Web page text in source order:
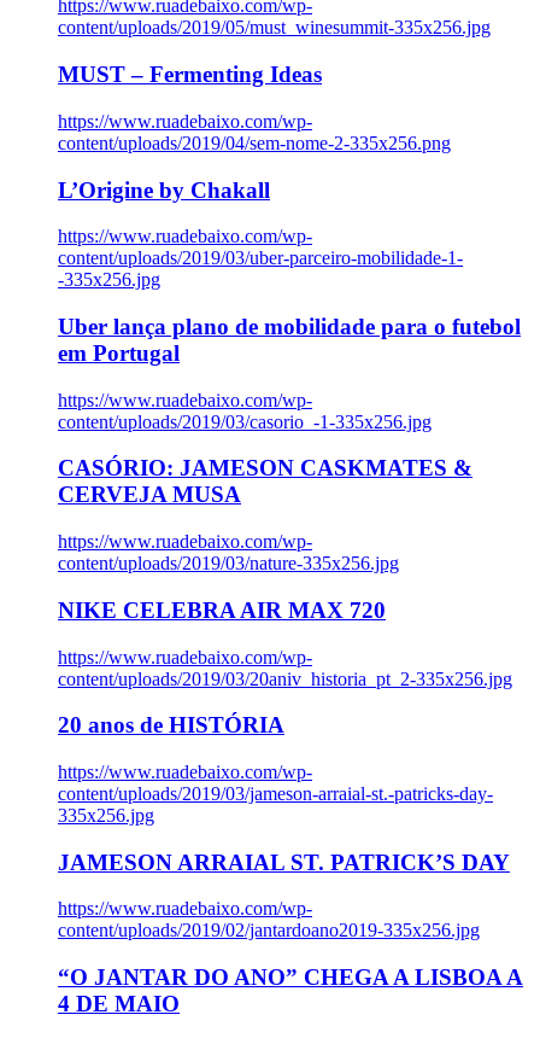
https://www.ruadebaixo.com/wp-
content/uploads/2019/05/must_winesummit-335x256.jpg
MUST – Fermenting Ideas
https://www.ruadebaixo.com/wp-
content/uploads/2019/04/sem-nome-2-335x256.png
L’Origine by Chakall
https://www.ruadebaixo.com/wp-
content/uploads/2019/03/uber-parceiro-mobilidade-1-
-335x256.jpg
Uber lança plano de mobilidade para o futebol
em Portugal
https://www.ruadebaixo.com/wp-
content/uploads/2019/03/casorio_-1-335x256.jpg
CASÓRIO: JAMESON CASKMATES &
CERVEJA MUSA
https://www.ruadebaixo.com/wp-
content/uploads/2019/03/nature-335x256.jpg
NIKE CELEBRA AIR MAX 720
https://www.ruadebaixo.com/wp-
content/uploads/2019/03/20aniv_historia_pt_2-335x256.jpg
20 anos de HISTÓRIA
https://www.ruadebaixo.com/wp-
content/uploads/2019/03/jameson-arraial-st.-patricks-day-
335x256.jpg
JAMESON ARRAIAL ST. PATRICK’S DAY
https://www.ruadebaixo.com/wp-
content/uploads/2019/02/jantardoano2019-335x256.jpg
“O JANTAR DO ANO” CHEGA A LISBOA A
4 DE MAIO